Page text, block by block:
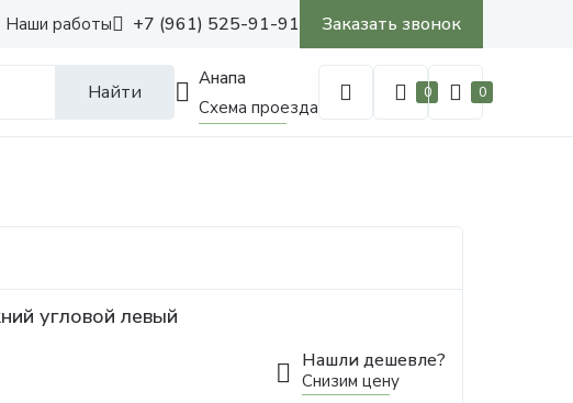
Наши работы +7 (961) 525-91-91 Заказать звонок
Найти
Анапа
Схема проезда
0 0
угловой левый
Нашли дешевле?
Снизим цену